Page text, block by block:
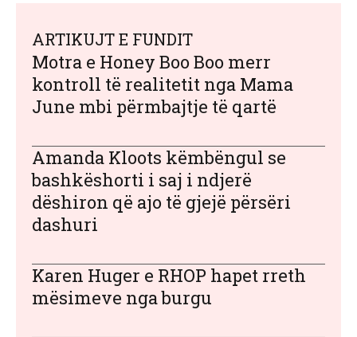
ARTIKUJT E FUNDIT
Motra e Honey Boo Boo merr
kontroll të realitetit nga Mama
June mbi përmbajtje të qartë
Amanda Kloots këmbëngul se
bashkëshorti i saj i ndjerë
dëshiron që ajo të gjejë përsëri
dashuri
Karen Huger e RHOP hapet rreth
mësimeve nga burgu